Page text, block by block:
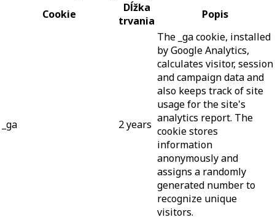
Cookie
Dĺžka
trvania
Popis
_ga 2 years
The _ga cookie, installed
by Google Analytics,
calculates visitor, session
and campaign data and
also keeps track of site
usage for the site's
analytics report. The
cookie stores
information
anonymously and
assigns a randomly
generated number to
recognize unique
visitors.